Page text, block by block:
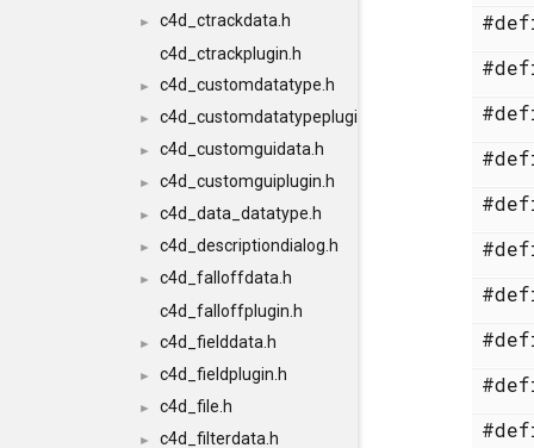
►
c4d_ctrackdata.h
c4d_ctrackplugin.h
► c4d_customdatatype.h
► c4d_customdatatypeplugin.h
► c4d_customguidata.h
► c4d_customguiplugin.h
► c4d_data_datatype.h
► c4d_descriptiondialog.h
►
c4d_falloffdata.h
c4d_falloffplugin.h
► c4d_fielddata.h
► c4d_fieldplugin.h
► c4d_file.h
►
c4d_filterdata.h